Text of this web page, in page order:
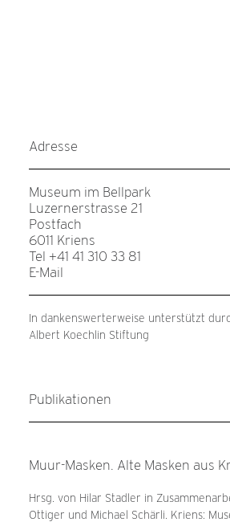
Adresse
Museum im Bellpark
Luzernerstrasse 21
Postfach
6011 Kriens
Tel +41 41 310 33 81
E-Mail
In dankenswerterweise unterstützt
Albert Koechlin Stiftung
Publikationen
Muur-Masken. Alte Masken aus
Hrsg. von Hilar Stadler in
Ottiger und Michael Schärli. Kriens: